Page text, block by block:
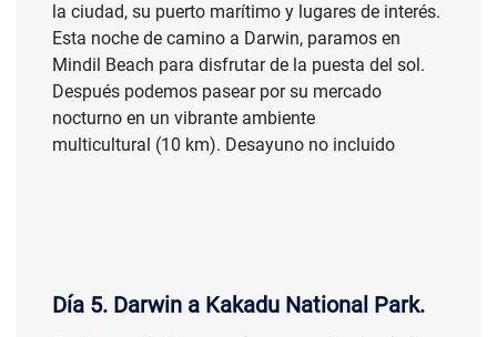
la ciudad, su puerto marítimo y lugares de interés.
Esta noche de camino a Darwin, paramos en
Mindil Beach para disfrutar de la puesta del sol.
Después podemos pasear por su mercado
nocturno en un vibrante ambiente
multicultural (10 km). Desayuno no incluido
Día 5. Darwin a Kakadu National Park.